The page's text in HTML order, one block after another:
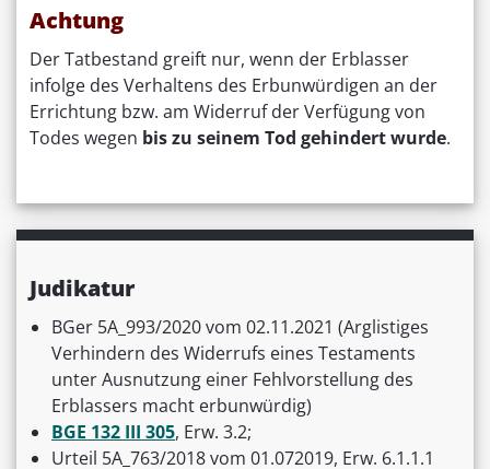
Achtung
Der Tatbestand greift nur, wenn der Erblasser
infolge des Verhaltens des Erbunwürdigen an der
Errichtung bzw. am Widerruf der Verfügung von
Todes wegen bis zu seinem Tod gehindert wurde.
Judikatur
BGer 5A_993/2020 vom 02.11.2021 (Arglistiges
Verhindern des Widerrufs eines Testaments
unter Ausnutzung einer Fehlvorstellung des
Erblassers macht erbunwürdig)
BGE 132 III 305, Erw. 3.2;
Urteil 5A_763/2018 vom 01.072019, Erw. 6.1.1.1